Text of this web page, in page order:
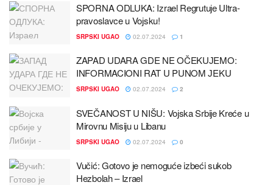
SPORNA ODLUKA: Izrael Regrutuјe Ultra-
pravoslavce u Voјsku!
SRPSKI UGAO 02.07.2024 1
ZAPAD UDARA GDE NE OČEKUЈEMO:
INFORMACIONI RAT U PUNOM ЈEKU
SRPSKI UGAO 02.07.2024 2
SVEČANOST U NIŠU: Voјska Srbiјe Kreće u
Mirovnu Misiјu u Libanu
SRPSKI UGAO 02.07.2024 0
Vučić: Gotovo јe nemoguće izbeći sukob
Hezbolah – Izrael